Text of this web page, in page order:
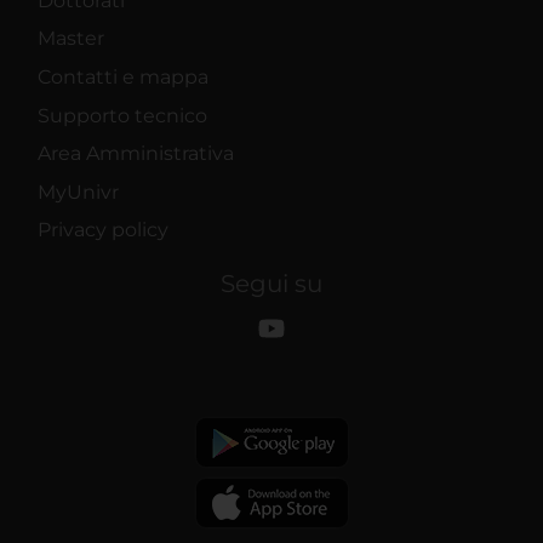
Master
Contatti e mappa
Supporto tecnico
Area Amministrativa
MyUnivr
Privacy policy
Segui su